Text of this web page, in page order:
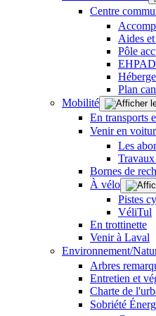
Centre
Aides
Pôle
EHPAD
Plan
Mobilité
En transports
Venir en
Les
Bornes de
À vélo
Pistes
VéliTul
En trottinette
Venir à Laval
Environnement/
Arbres
Entretien et
Charte de
Sobriété